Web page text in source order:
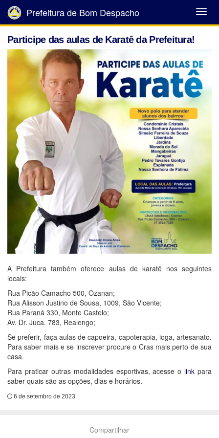
Abrir
Menu
Prefeitura de Bom Despacho
Participe das aulas de Karatê da Prefeitura!
A Prefeitura também oferece aulas de karatê nos seguintes
locais:
Rua Picão Camacho 500, Ozanan;
Rua Alisson Justino de Sousa, 1009, São Vicente;
Rua Paraná 330, Monte Castelo;
Av. Dr. Juca. 783, Realengo;
Se preferir, faça aulas de capoeira, capoterapia, ioga, artesanato.
Para saber mais e se inscrever procure o Cras mais perto de sua
casa.
Para praticar outras modalidades esportivas, acesse o link para
saber quais são as opções, dias e horários.
6 de setembro de 2023
Compartilhar